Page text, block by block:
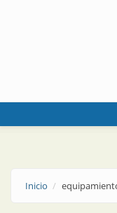
Inicio